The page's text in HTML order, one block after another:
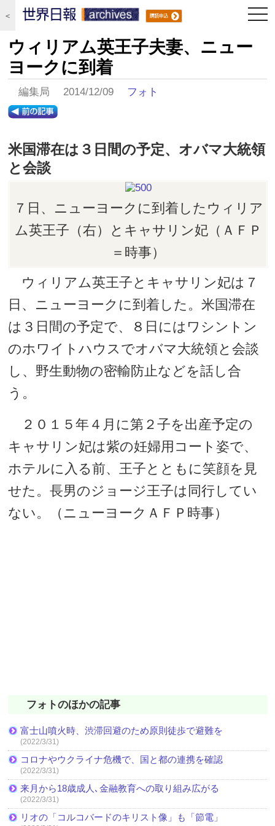
＜
ウィリアム英王子夫妻、ニュー
ヨークに到着
編集局 2014/12/09 フォト
米国滞在は３日間の予定、オバマ大統領
と会談
７日、ニューヨークに到着したウィリア
ム英王子（右）とキャサリン妃（ＡＦＰ
＝時事）
ウィリアム英王子とキャサリン妃は７
日、ニューヨークに到着した。米国滞在
は３日間の予定で、８日にはワシントン
のホワイトハウスでオバマ大統領と会談
し、野生動物の密輸防止などを話し合
う。
２０１５年４月に第２子を出産予定の
キャサリン妃は紫の妊婦用コート姿で、
ホテルに入る前、王子とともに笑顔を見
せた。長男のジョージ王子は同行してい
ない。（ニューヨークＡＦＰ時事）
フォトのほかの記事
富士山噴火時、渋滞回避のため原則徒歩で避難を
(2022/3/31)
コロナやウクライナ危機で、国と都の連携を確認
(2022/3/31)
来月から18歳成人､金融教育への取り組み広がる
(2022/3/31)
リオの「コルコバードのキリスト像」も「節電」